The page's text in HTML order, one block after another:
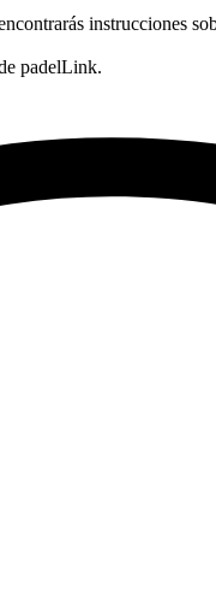
instrucciones
padelLink.